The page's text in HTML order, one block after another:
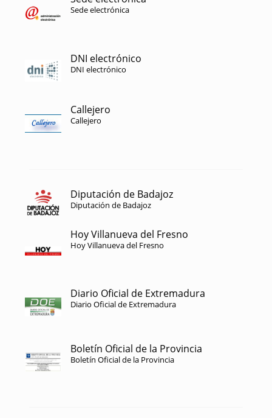
Sede electrónica
DNI electrónico
DNI electrónico
Callejero
Callejero
Diputación de Badajoz
Diputación de Badajoz
Hoy Villanueva del Fresno
Hoy Villanueva del Fresno
Diario Oficial de Extremadura
Diario Oficial de Extremadura
Boletín Oficial de la Provincia
Boletín Oficial de la Provincia